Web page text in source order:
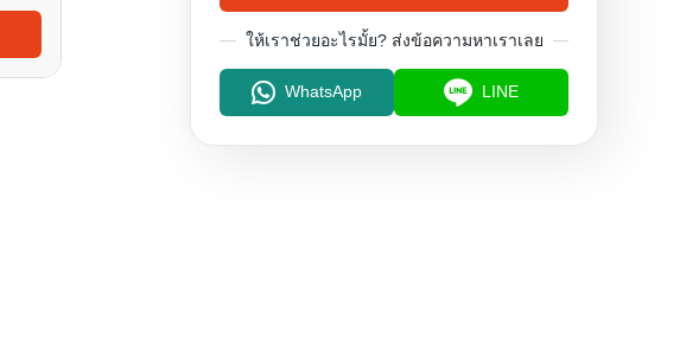
ให้เราช่วยอะไรมั้ย? ส่งข้อความหาเราเลย
WhatsApp LINE